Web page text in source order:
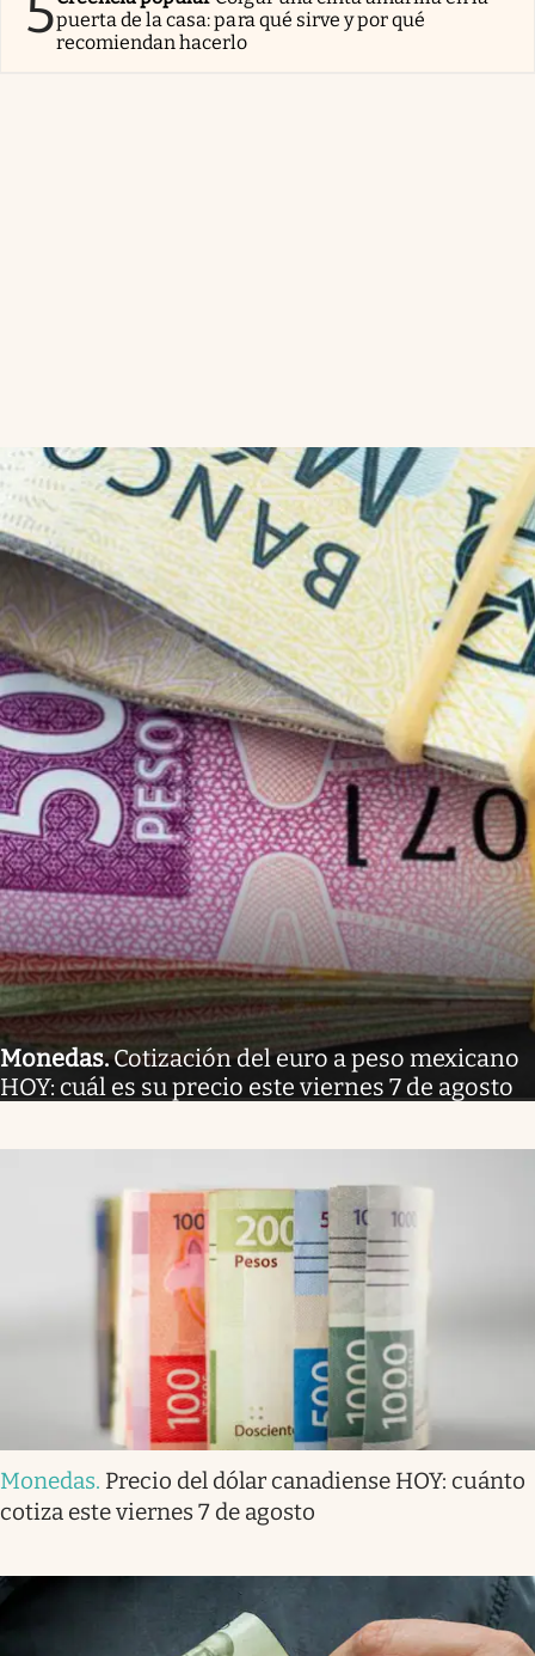
puerta de la casa: para qué sirve y por qué
recomiendan hacerlo
Monedas.Cotización del euro a peso mexicano
HOY: cuál es su precio este viernes 7 de agosto
Monedas. Precio del dólar canadiense HOY: cuánto
cotiza este viernes 7 de agosto